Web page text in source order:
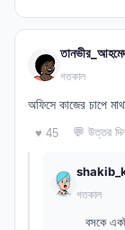
গতকাল
অফিসে কাজের চাপে
♥ 45 💬 উত্তর
গতকাল
বসকে